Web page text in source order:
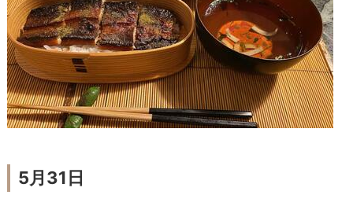
5月31日